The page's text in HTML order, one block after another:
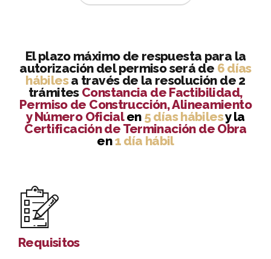
El plazo máximo de respuesta para la
autorización del permiso será de 6 días
hábilesa través de la resolución de 2
trámites Constancia de Factibilidad,
Permiso de Construcción, Alineamiento
y Número Oficialen 5 días hábilesy la
Certificación de Terminación de Obra
en1 día hábil
Requisitos